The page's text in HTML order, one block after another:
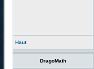
Haut
DragoMath